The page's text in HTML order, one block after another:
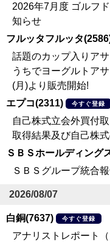
2026年7月度 ゴルフ
知らせ
フルッタフルッタ
話題のカップ入りア
うちでヨーグルトア
(月)より販売開始!
エプコ(2311)
今すぐ登録
自己株式立会外買付
取得結果及び自己株
ＳＢＳホールディング
ＳＢＳグループ統合
2026/08/07
白銅(7637) 今すぐ登録
アナリストレポート